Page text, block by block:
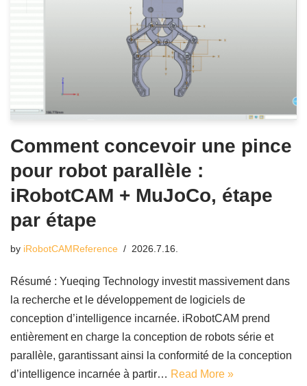
Comment concevoir une pince
pour robot parallèle :
iRobotCAM + MuJoCo, étape
par étape
by iRobotCAMReference 2026.7.16.
Résumé : Yueqing Technology investit massivement dans
la recherche et le développement de logiciels de
conception d’intelligence incarnée. iRobotCAM prend
entièrement en charge la conception de robots série et
parallèle, garantissant ainsi la conformité de la conception
d’intelligence incarnée à partir… Read More »